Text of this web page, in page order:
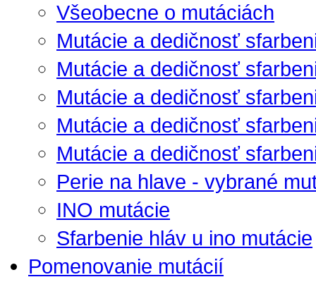
Všeobecne o mutáciách
Mutácie a dedičnosť
Mutácie a dedičnosť
Mutácie a dedičnosť
Mutácie a dedičnosť
Mutácie a dedičnosť
Perie na hlave - vybrané
INO mutácie
Sfarbenie hláv u ino mutácie
Pomenovanie mutácií